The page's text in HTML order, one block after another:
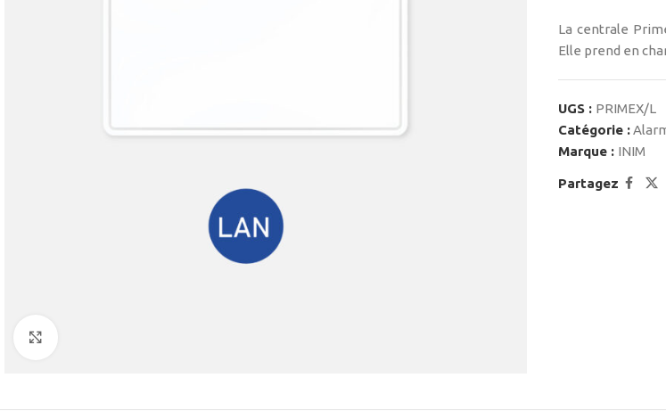
La centrale
Elle prend en
UGS : PRIMEX/L
Catégorie :
Marque : INIM
Partagez